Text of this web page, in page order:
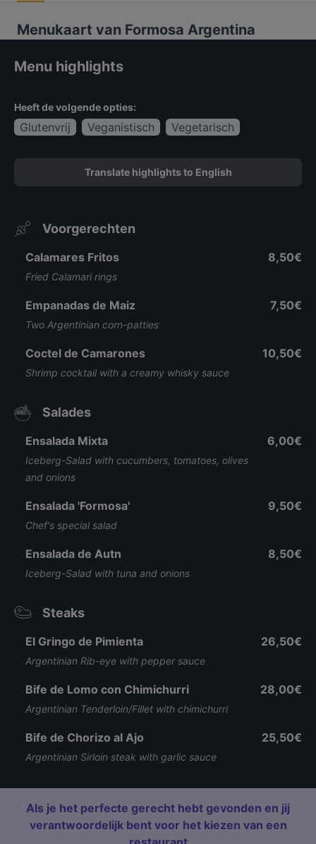
Menukaart van Formosa Argentina
Menu highlights
Heeft de volgende opties:
Glutenvrij Veganistisch Vegetarisch
Translate highlights to English
Voorgerechten
Calamares Fritos
Fried Calamari rings
8,50€
Empanadas de Maiz
Two Argentinian corn-patties
7,50€
Coctel de Camarones
Shrimp cocktail with a creamy whisky sauce
10,50€
Salades
Ensalada Mixta
Iceberg-Salad with cucumbers, tomatoes, olives
and onions
6,00€
Ensalada 'Formosa'
Chef's special salad
9,50€
Ensalada de Autn
Iceberg-Salad with tuna and onions
8,50€
Steaks
El Gringo de Pimienta
Argentinian Rib-eye with pepper sauce
26,50€
Bife de Lomo con Chimichurri
Argentinian Tenderloin/Fillet with chimichurri
28,00€
Bife de Chorizo al Ajo
Argentinian Sirloin steak with garlic sauce
25,50€
Als je het perfecte gerecht hebt gevonden en jij
verantwoordelijk bent voor het kiezen van een